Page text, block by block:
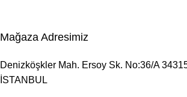
Mağaza Adresimiz
Denizköşkler Mah. Ersoy Sk. No:36/A
İSTANBUL